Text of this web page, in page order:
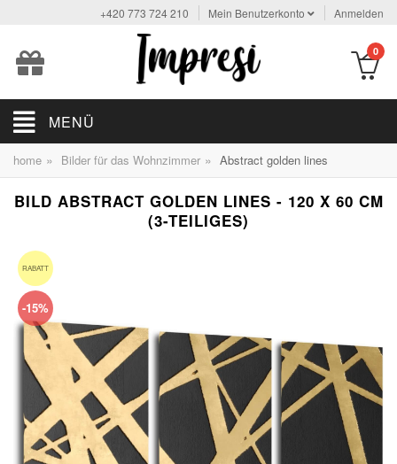
+420 773 724 210 Mein Benutzerkonto Anmelden
0
MENÜ
home » Bilder für das Wohnzimmer » Abstract golden lines
BILD ABSTRACT GOLDEN LINES - 120 X 60 CM
(3-TEILIGES)
RABATT
-15%